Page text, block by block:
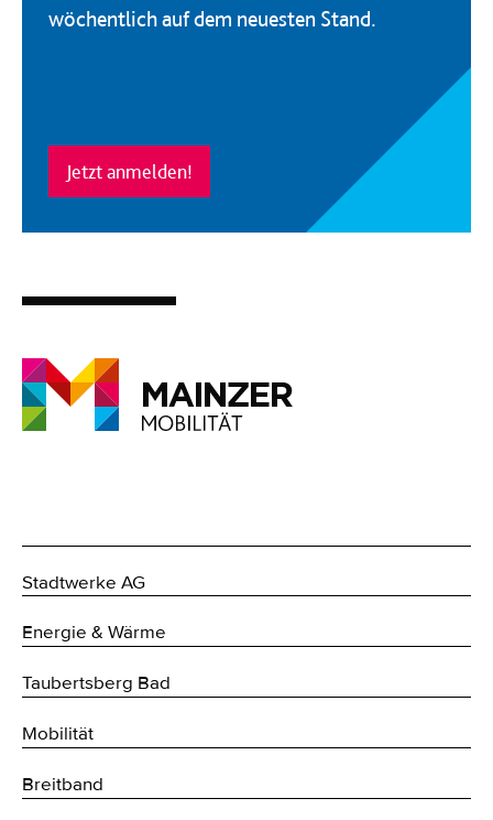
wöchentlich auf dem neuesten Stand.
Jetzt anmelden!
Stadtwerke AG
Energie & Wärme
Taubertsberg Bad
Mobilität
Breitband